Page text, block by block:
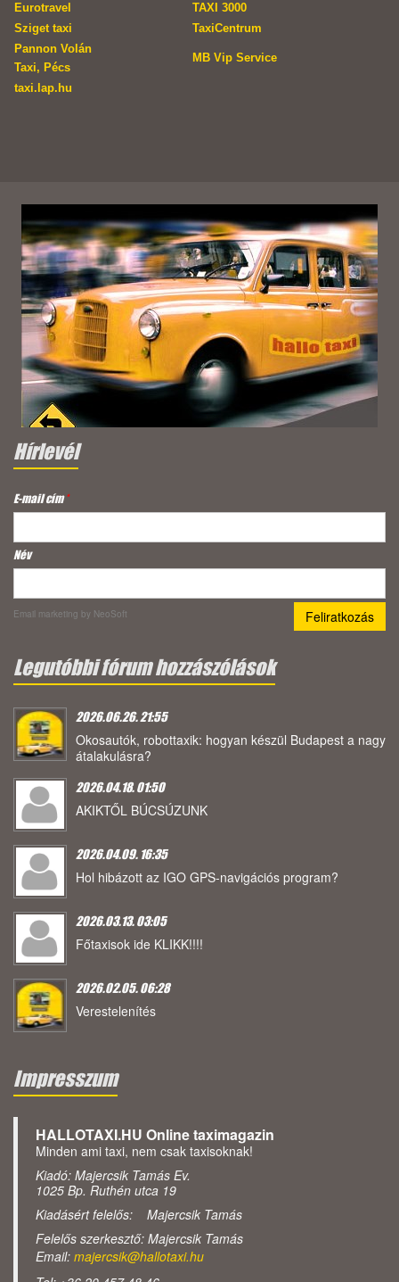
Eurotravel
TAXI 3000
Sziget taxi
TaxiCentrum
Pannon Volán
Taxi, Pécs
MB Vip Service
taxi.lap.hu
Hírlevél
E-mail cím*
Név
Email marketing by NeoSoft
Legutóbbi fórum hozzászólások
2026.06.26. 21:55
Okosautók, robottaxik: hogyan készül Budapest a nagy
átalakulásra?
2026.04.18. 01:50
AKIKTŐL BÚCSÚZUNK
2026.04.09. 16:35
Hol hibázott az IGO GPS-navigációs program?
2026.03.13. 03:05
Főtaxisok ide KLIKK!!!!
2026.02.05. 06:28
Verestelenítés
Impresszum
HALLOTAXI.HU Online taximagazin
Minden ami taxi, nem csak taxisoknak!
Kiadó: Majercsik Tamás Ev.
1025 Bp. Ruthén utca 19
Kiadásért felelős: Majercsik Tamás
Felelős szerkesztő: Majercsik Tamás
Email: majercsik@hallotaxi.hu